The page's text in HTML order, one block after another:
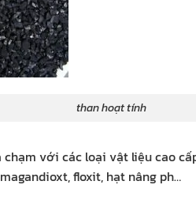
tính
với các loại vật liệu cao
floxit, hạt nâng ph…